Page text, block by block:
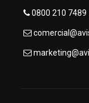
0800 210 7489